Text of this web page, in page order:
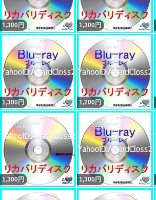
1,300円 いいね！
1,300円
1,300円 いいね！
1,200円
1,300円 いいね！
1,300円